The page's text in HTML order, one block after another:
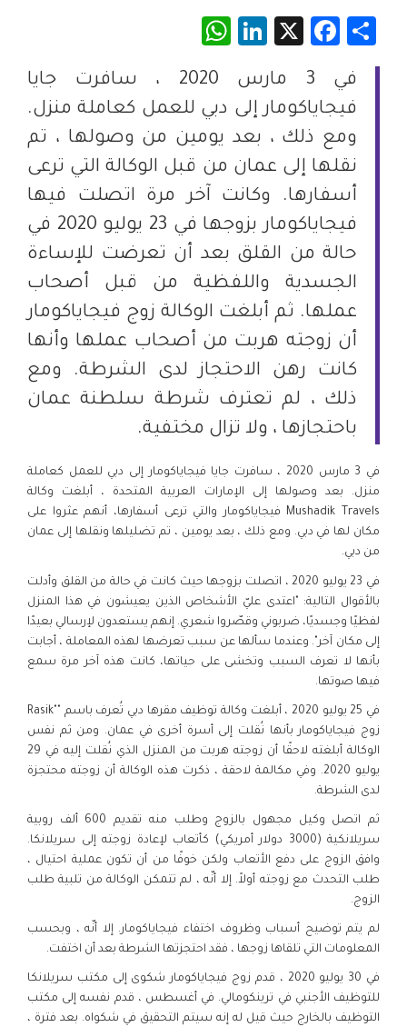
Share
Facebook
LinkedIn
في 3 مارس 2020 ، سافرت جايا
فيجاياكومار إلى دبي للعمل كعاملة منزل.
ومع ذلك ، بعد يومين من وصولها ، تم
نقلها إلى عمان من قبل الوكالة التي ترعى
أسفارها. وكانت آخر مرة اتصلت فيها
فيجاياكومار بزوجها في 23 يوليو 2020 في
حالة من القلق بعد أن تعرضت للإساءة
الجسدية واللفظية من قبل أصحاب
عملها. ثم أبلغت الوكالة زوج فيجاياكومار
أن زوجته هربت من أصحاب عملها وأنها
كانت رهن الاحتجاز لدى الشرطة. ومع
ذلك ، لم تعترف شرطة سلطنة عمان
باحتجازها ، ولا تزال مختفية.
في 3 مارس 2020 ، سافرت جايا فيجاياكومار إلى دبي للعمل كعاملة
منزل. بعد وصولها إلى الإمارات العربية المتحدة ، أبلغت وكالة
Mushadik Travels فيجاياكومار والتي ترعى أسفارها، أنهم عثروا على
مكان لها في دبي. ومع ذلك ، بعد يومين ، تم تضليلها ونقلها إلى عمان
من دبي.
في 23 يوليو 2020 ، اتصلت بزوجها حيث كانت في حالة من القلق وأدلت
بالأقوال التالية: "اعتدى عليّ الأشخاص الذين يعيشون في هذا المنزل
لفظيًا وجسديًا، ضربوني وقصّروا شعري. إنهم يستعدون لإرسالي بعيدًا
إلى مكان آخر". وعندما سألها عن سبب تعرضها لهذه المعاملة ، أجابت
بأنها لا تعرف السبب وتخشى على حياتها، كانت هذه آخر مرة سمع
فيها صوتها.
في 25 يوليو 2020 ، أبلغت وكالة توظيف مقرها دبي تُعرف باسم ""Rasik
زوج فيجاياكومار بأنها نُقلت إلى أسرة أخرى في عمان. ومن ثم نفس
الوكالة أبلغته لاحقًا أن زوجته هربت من المنزل الذي نُقلت إليه في 29
يوليو 2020. وفي مكالمة لاحقة ، ذكرت هذه الوكالة أن زوجته محتجزة
لدى الشرطة.
ثم اتصل وكيل مجهول بالزوج وطلب منه تقديم 600 ألف روبية
سريلانكية (3000 دولار أمريكي) كأتعاب لإعادة زوجته إلى سريلانكا.
وافق الزوج على دفع الأتعاب ولكن خوفًا من أن تكون عملية احتيال ،
طلب التحدث مع زوجته أولاً. إلا أنّه ، لم تتمكن الوكالة من تلبية طلب
الزوج.
لم يتم توضيح أسباب وظروف اختفاء فيجاياكومار. إلا أنّه ، وبحسب
المعلومات التي تلقاها زوجها ، فقد احتجزتها الشرطة بعد أن اختفت.
في 30 يوليو 2020 ، قدم زوج فيجاياكومار شكوى إلى مكتب سريلانكا
للتوظيف الأجنبي في ترينكومالي. في أغسطس ، قدم نفسه إلى مكتب
التوظيف بالخارج حيث قيل له إنه سيتم التحقيق في شكواه. بعد فترة ،